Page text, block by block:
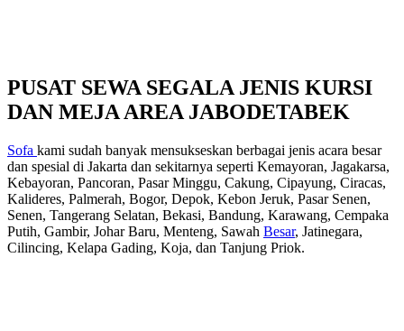
PUSAT SEWA SEGALA JENIS KURSI
DAN MEJA AREA JABODETABEK
Sofa kami sudah banyak mensukseskan berbagai jenis acara besar
dan spesial di Jakarta dan sekitarnya seperti Kemayoran, Jagakarsa,
Kebayoran, Pancoran, Pasar Minggu, Cakung, Cipayung, Ciracas,
Kalideres, Palmerah, Bogor, Depok, Kebon Jeruk, Pasar Senen,
Senen, Tangerang Selatan, Bekasi, Bandung, Karawang, Cempaka
Putih, Gambir, Johar Baru, Menteng, Sawah Besar, Jatinegara,
Cilincing, Kelapa Gading, Koja, dan Tanjung Priok.